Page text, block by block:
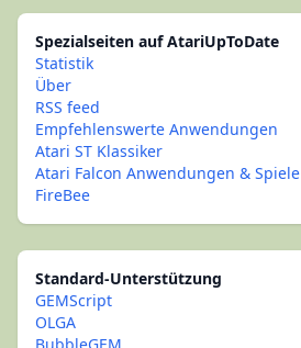
Spezialseiten auf AtariUpToDate
Statistik
Über
RSS feed
Empfehlenswerte Anwendungen
Atari ST Klassiker
Atari Falcon Anwendungen & Spiele
FireBee
Standard-Unterstützung
GEMScript
OLGA